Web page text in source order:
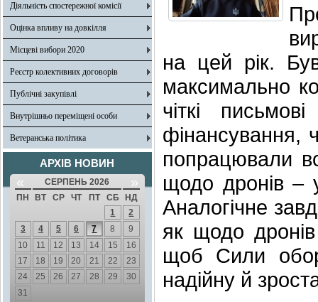
Діяльність спостережної комісії
Оцінка впливу на довкілля
Місцеві вибори 2020
Реєстр колективних договорів
Публічні закупівлі
Внутрішньо переміщені особи
Ветеранська політика
АРХІВ НОВИН
« СЕРПЕНЬ 2026 »
ПН ВТ СР ЧТ ПТ СБ
НД
1
2
3
4 5 6 7 8
9
10
11 12 13 14 15
16
17
18 19 20 21 22
23
24
25 26 27 28 29
30
31
на цей рік.
максимально
чіткі
фінансування,
попрацювали
щодо дронів –
Аналогічне
як щодо
щоб Сили
надійну й